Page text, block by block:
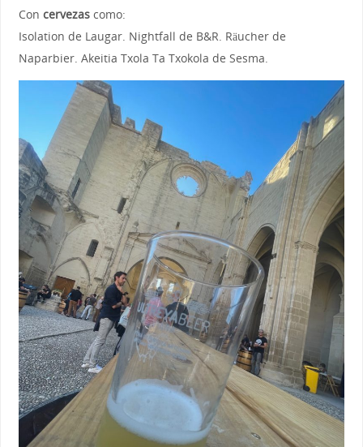
Con cervezascomo:
Isolation de Laugar. Nightfall de B&R. Räucher de
Naparbier. Akeitia Txola Ta Txokola de Sesma.